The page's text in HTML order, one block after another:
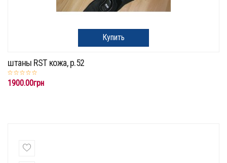
Купить
штаны RST кожа, р.52
1900.00грн